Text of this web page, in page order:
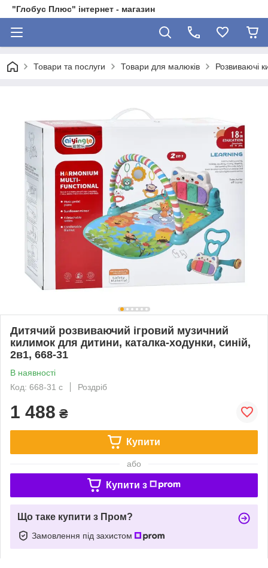
"Глобус Плюс" інтернет - магазин
Товари та послуги Товари для малюків Розвиваючі
Дитячий розвиваючий ігровий музичний
килимок для дитини, каталка-ходунки, синій,
2в1, 668-31
В наявності
Код: 668-31 с
Роздріб
1 488 ₴
Купити
або
Купити з
Що таке купити з Пром?
Замовлення під захистом